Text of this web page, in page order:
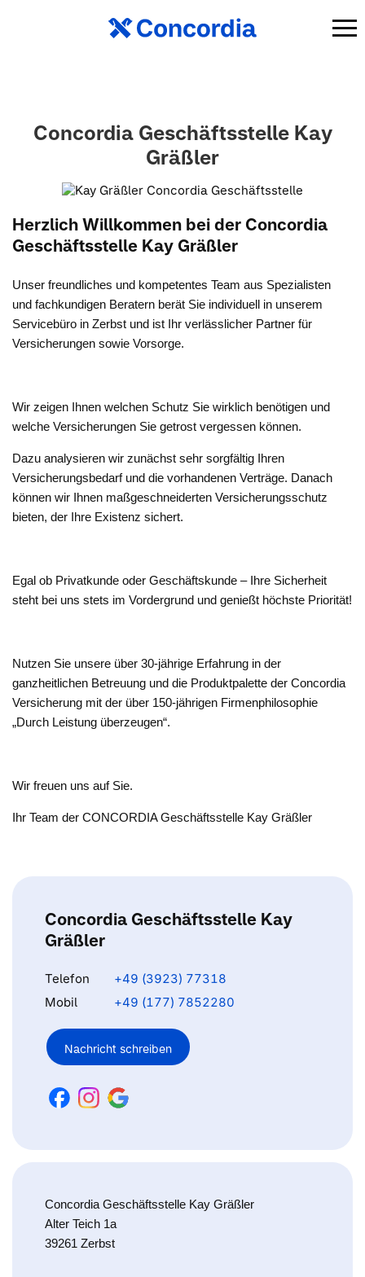
Concordia Geschäftsstelle Kay
Gräßler
Herzlich Willkommen bei der Concordia
Geschäftsstelle Kay Gräßler
Unser freundliches und kompetentes Team aus Spezialisten
und fachkundigen Beratern berät Sie individuell in unserem
Servicebüro in Zerbst und ist Ihr verlässlicher Partner für
Versicherungen sowie Vorsorge.
Wir zeigen Ihnen welchen Schutz Sie wirklich benötigen und
welche Versicherungen Sie getrost vergessen können.
Dazu analysieren wir zunächst sehr sorgfältig Ihren
Versicherungsbedarf und die vorhandenen Verträge. Danach
können wir Ihnen maßgeschneiderten Versicherungsschutz
bieten, der Ihre Existenz sichert.
Egal ob Privatkunde oder Geschäftskunde – Ihre Sicherheit
steht bei uns stets im Vordergrund und genießt höchste Priorität!
Nutzen Sie unsere über 30-jährige Erfahrung in der
ganzheitlichen Betreuung und die Produktpalette der Concordia
Versicherung mit der über 150-jährigen Firmenphilosophie
„Durch Leistung überzeugen“.
Wir freuen uns auf Sie.
Ihr Team der CONCORDIA Geschäftsstelle Kay Gräßler
Concordia Geschäftsstelle Kay
Gräßler
Telefon
+49 (3923) 77318
Mobil
+49 (177) 7852280
Nachricht schreiben
Concordia Geschäftsstelle Kay Gräßler
Alter Teich 1a
39261 Zerbst